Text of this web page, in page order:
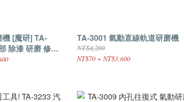
[魔研] TA-
除漆 研磨 修補
TA-3001 氣動直線軌道研磨機
NT$4,200
NT$70 ~ NT$3,600